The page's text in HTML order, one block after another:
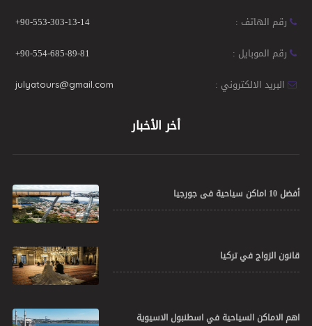
رقم الهاتف :
+90-553-303-13-14
رقم الموبايل :
+90-554-685-89-81
البريد الالكتروني :
julyatours@gmail.com
أخر الأخبار
أفضل 10 اماكن سياحية فى جورجيا
قانون الزواج في تركيا
اهم الاماكن السياحية في اسطنبول الاسيوية